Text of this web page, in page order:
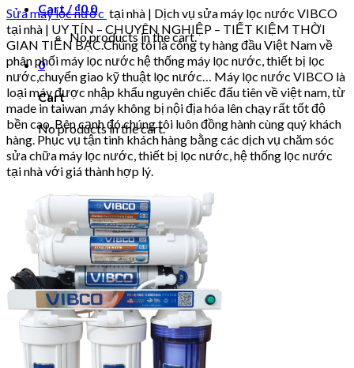
Cart /₫00
No products in the cart.
0
Cart
No products in the cart.
Sửa máy lọc nước tại nhà | Dịch vụ sửa máy lọc nước VIBCO
tại nhà | UY TÍN – CHUYÊN NGHIỆP – TIẾT KIỆM THỜI
GIAN TIỀN BẠC.Chúng tôi là công ty hàng đầu Việt Nam về
phân phối máy lọc nước hệ thống máy lọc nước, thiết bị lọc
nước,chuyển giao kỹ thuật lọc nước… Máy lọc nước VIBCO là
loại máy được nhập khẩu nguyên chiếc đấu tiên về việt nam, từ
made in taiwan ,máy không bị nội địa hóa lên chạy rất tốt độ
bền cao. Bên cạnh đó chúng tôi luôn đồng hành cùng quý khách
hàng. Phục vụ tận tình khách hàng bằng các dịch vụ chăm sóc
sửa chữa máy lọc nước, thiết bị lọc nước, hệ thống lọc nước
tại nhà với giá thành hợp lý.